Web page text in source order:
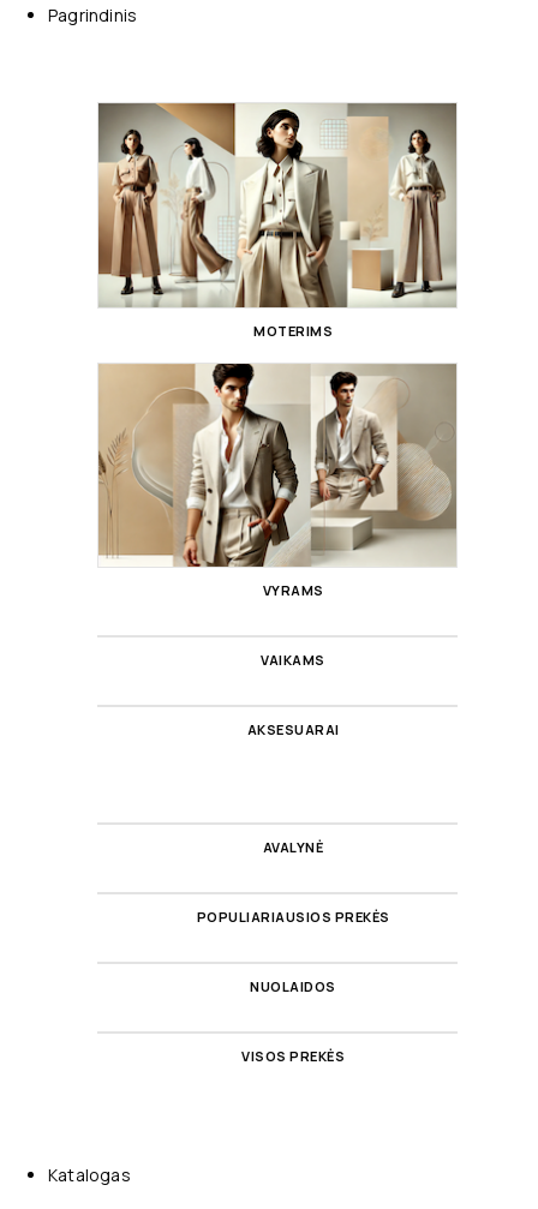
Pagrindinis
MOTERIMS
VYRAMS
VAIKAMS
AKSESUARAI
AVALYNĖ
POPULIARIAUSIOS PREKĖS
NUOLAIDOS
VISOS PREKĖS
Katalogas